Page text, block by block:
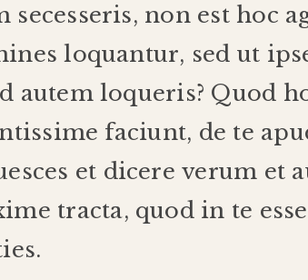
secesseris, non est hoc
loquantur, sed ut
autem loqueris? Quod
faciunt, de te
et dicere verum et
tracta, quod in te esse
.